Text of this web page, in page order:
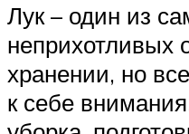
Лук – один из
неприхотливых
хранении, но
к себе